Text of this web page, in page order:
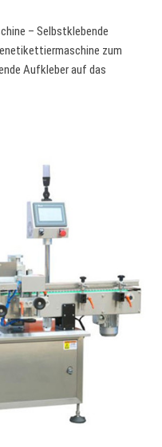
– Selbstklebende
zum
Aufkleber auf das